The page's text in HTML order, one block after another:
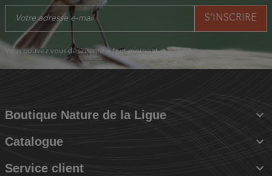
Vous pouvez vous désinscrire à tout moment.
Boutique Nature de la Ligue 
Catalogue 
Service client 